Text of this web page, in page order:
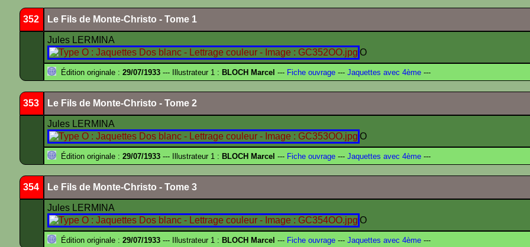
352 Le Fils de Monte-Christo - Tome 1
Jules LERMINA
O
Édition originale : 29/07/1933 --- Illustrateur 1 : BLOCH Marcel --- Fiche ouvrage --- Jaquettes avec 4ème ---
353 Le Fils de Monte-Christo - Tome 2
Jules LERMINA
O
Édition originale : 29/07/1933 --- Illustrateur 1 : BLOCH Marcel --- Fiche ouvrage --- Jaquettes avec 4ème ---
354 Le Fils de Monte-Christo - Tome 3
Jules LERMINA
O
Édition originale : 29/07/1933 --- Illustrateur 1 : BLOCH Marcel --- Fiche ouvrage --- Jaquettes avec 4ème ---